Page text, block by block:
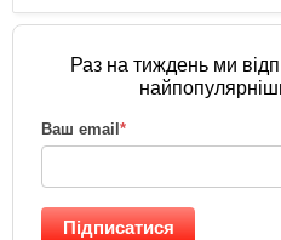
Раз на тиждень ми
Ваш email *
Підписатися